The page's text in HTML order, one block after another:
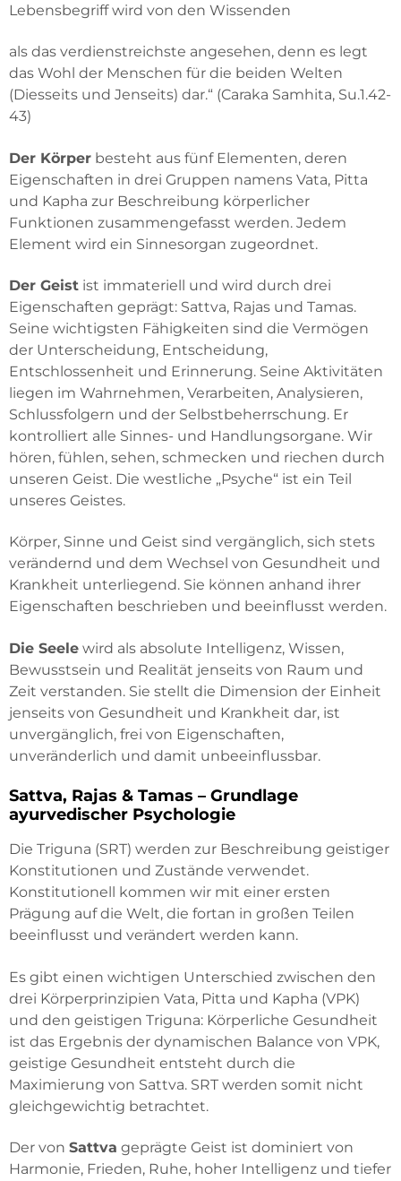
Lebensbegriff wird von den Wissenden
als das verdienstreichste angesehen, denn es legt
das Wohl der Menschen für die beiden Welten
(Diesseits und Jenseits) dar.“ (Caraka Samhita, Su.1.42-
43)
Der Körper besteht aus fünf Elementen, deren
Eigenschaften in drei Gruppen namens Vata, Pitta
und Kapha zur Beschreibung körperlicher
Funktionen zusammengefasst werden. Jedem
Element wird ein Sinnesorgan zugeordnet.
Der Geist ist immateriell und wird durch drei
Eigenschaften geprägt: Sattva, Rajas und Tamas.
Seine wichtigsten Fähigkeiten sind die Vermögen
der Unterscheidung, Entscheidung,
Entschlossenheit und Erinnerung. Seine Aktivitäten
liegen im Wahrnehmen, Verarbeiten, Analysieren,
Schlussfolgern und der Selbstbeherrschung. Er
kontrolliert alle Sinnes- und Handlungsorgane. Wir
hören, fühlen, sehen, schmecken und riechen durch
unseren Geist. Die westliche „Psyche“ ist ein Teil
unseres Geistes.
Körper, Sinne und Geist sind vergänglich, sich stets
verändernd und dem Wechsel von Gesundheit und
Krankheit unterliegend. Sie können anhand ihrer
Eigenschaften beschrieben und beeinflusst werden.
Die Seele wird als absolute Intelligenz, Wissen,
Bewusstsein und Realität jenseits von Raum und
Zeit verstanden. Sie stellt die Dimension der Einheit
jenseits von Gesundheit und Krankheit dar, ist
unvergänglich, frei von Eigenschaften,
unveränderlich und damit unbeeinflussbar.
Sattva, Rajas & Tamas – Grundlage
ayurvedischer Psychologie
Die Triguna (SRT) werden zur Beschreibung geistiger
Konstitutionen und Zustände verwendet.
Konstitutionell kommen wir mit einer ersten
Prägung auf die Welt, die fortan in großen Teilen
beeinflusst und verändert werden kann.
Es gibt einen wichtigen Unterschied zwischen den
drei Körperprinzipien Vata, Pitta und Kapha (VPK)
und den geistigen Triguna: Körperliche Gesundheit
ist das Ergebnis der dynamischen Balance von VPK,
geistige Gesundheit entsteht durch die
Maximierung von Sattva. SRT werden somit nicht
gleichgewichtig betrachtet.
Der von Sattva geprägte Geist ist dominiert von
Harmonie, Frieden, Ruhe, hoher Intelligenz und tiefer